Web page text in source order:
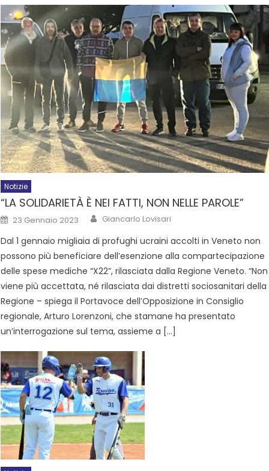
Notizie
“LA SOLIDARIETÀ È NEI FATTI, NON NELLE PAROLE”
23 Gennaio 2023 Giancarlo Lovisari
Dal 1 gennaio migliaia di profughi ucraini accolti in Veneto non
possono più beneficiare dell’esenzione alla compartecipazione
delle spese mediche “X22”, rilasciata dalla Regione Veneto. “Non
viene più accettata, né rilasciata dai distretti sociosanitari della
Regione – spiega il Portavoce dell’Opposizione in Consiglio
regionale, Arturo Lorenzoni, che stamane ha presentato
un’interrogazione sul tema, assieme a […]